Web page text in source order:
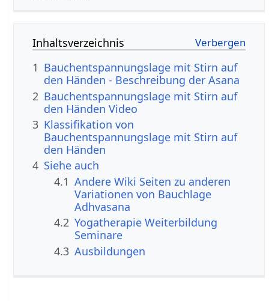
Inhaltsverzeichnis
1 Bauchentspannungslage mit Stirn auf
den Händen - Beschreibung der Asana
2 Bauchentspannungslage mit Stirn auf
den Händen Video
3 Klassifikation von
Bauchentspannungslage mit Stirn auf
den Händen
4 Siehe auch
4.1 Andere Wiki Seiten zu anderen
Variationen von Bauchlage
Adhvasana
4.2 Yogatherapie Weiterbildung
Seminare
4.3 Ausbildungen